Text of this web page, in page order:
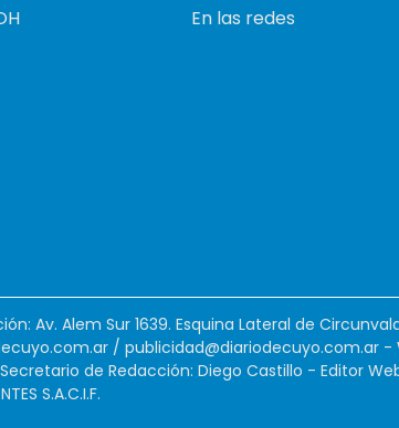
En las redes
Av. Alem Sur 1639. Esquina Lateral de
/ publicidad@diariodecuyo.com.ar -
de Redacción: Diego Castillo - Editor
S.A.C.I.F.